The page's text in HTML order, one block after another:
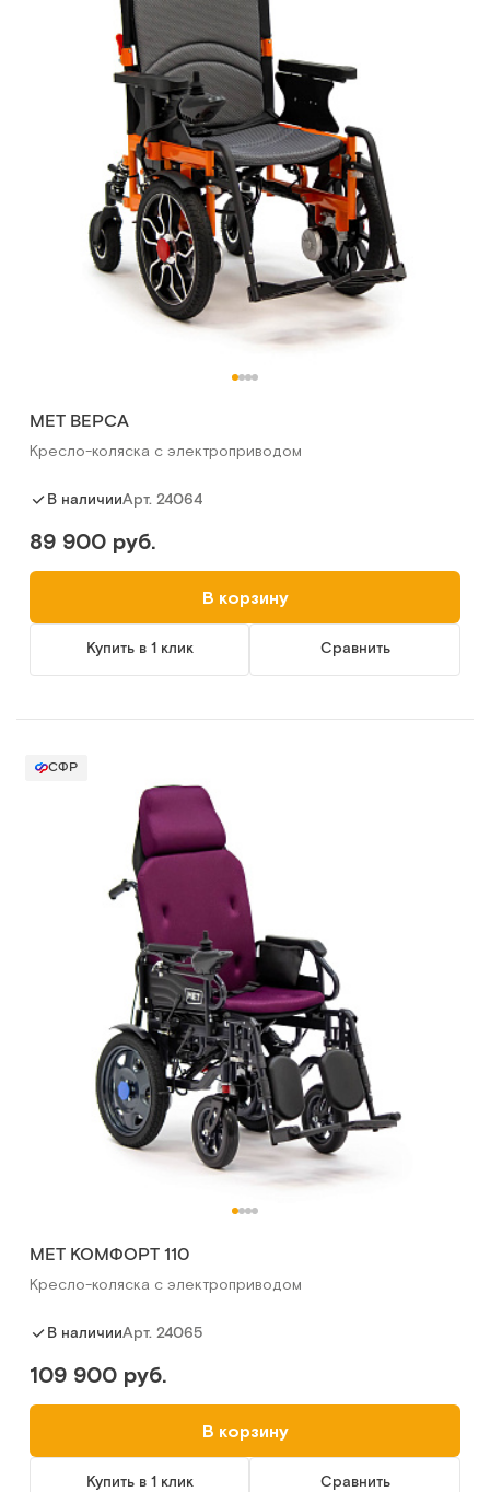
MET ВЕРСА
Кресло-коляска с электроприводом
В наличииАрт. 24064
89 900 руб.
В корзину
Купить в 1 клик Сравнить
СФР
MET КОМФОРТ 110
Кресло-коляска с электроприводом
В наличииАрт. 24065
109 900 руб.
В корзину
Купить в 1 клик Сравнить